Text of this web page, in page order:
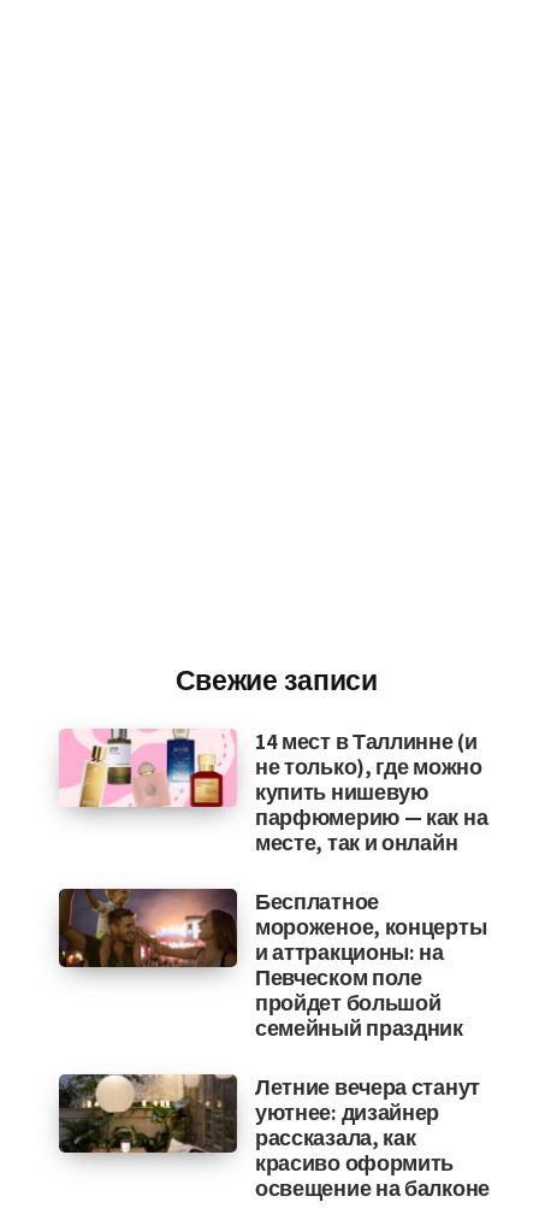
Свежие записи
14 мест в Таллинне (и
не только), где можно
купить нишевую
парфюмерию — как на
месте, так и онлайн
Бесплатное
мороженое, концерты
и аттракционы: на
Певческом поле
пройдет большой
семейный праздник
Летние вечера станут
уютнее: дизайнер
рассказала, как
красиво оформить
освещение на балконе